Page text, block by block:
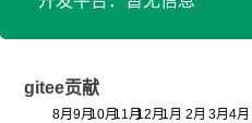
gitee贡献